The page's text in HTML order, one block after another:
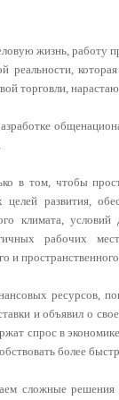
жизнь, работу
реальности,
торговли,
в том, чтобы
развития,
климата,
рабочих
и
ресурсов,
и объявил о
спрос в
более
сложные